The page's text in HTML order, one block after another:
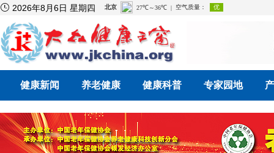
 2026年8月6日 星期四
健康新闻 养老健康 健康科普 专家园地